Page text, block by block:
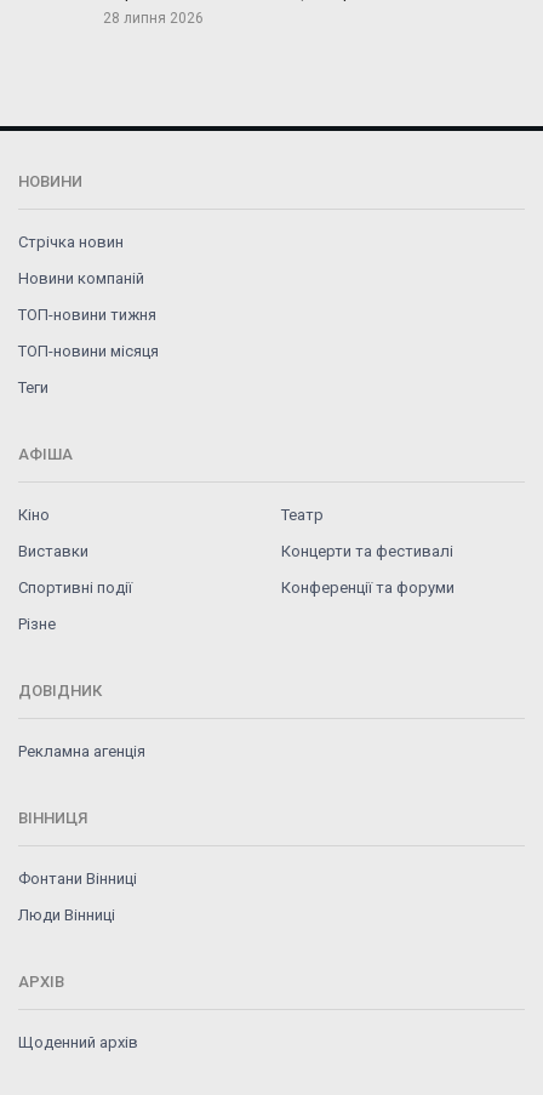
28 липня 2026
НОВИНИ
Стрічка новин
Новини компаній
ТОП-новини тижня
ТОП-новини місяця
Теги
АФІША
Кіно
Театр
Виставки
Концерти та фестивалі
Спортивні події
Конференції та форуми
Різне
ДОВІДНИК
Рекламна агенція
ВІННИЦЯ
Фонтани Вінниці
Люди Вінниці
АРХІВ
Щоденний архів